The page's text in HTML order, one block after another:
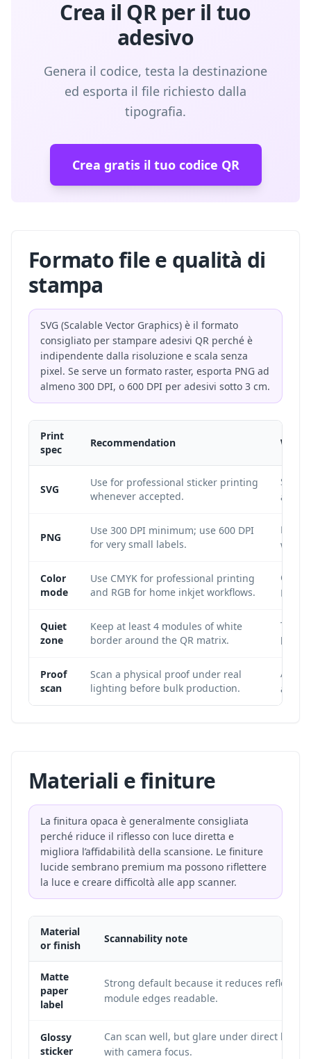
Crea il QR per il tuo
adesivo
Genera il codice, testa la destinazione
ed esporta il file richiesto dalla
tipografia.
Crea gratis il tuo codice QR
Formato file e qualità di
stampa
SVG (Scalable Vector Graphics) è il formato
consigliato per stampare adesivi QR perché è
indipendente dalla risoluzione e scala senza
pixel. Se serve un formato raster, esporta PNG ad
almeno 300 DPI, o 600 DPI per adesivi sotto 3 cm.
Print
spec
Recommendation Why
SVG
Use for professional sticker printing
whenever accepted.
SVG
any
PNG
Use 300 DPI minimum; use 600 DPI
for very small labels.
Low-
which
Color
mode
Use CMYK for professional printing
and RGB for home inkjet workflows.
RGB
Quiet
zone
Keep at least 4 modules of white
border around the QR matrix.
The
Proof
scan
Scan a physical proof under real
lighting before bulk production.
A file
and
Materiali e finiture
La finitura opaca è generalmente consigliata
perché riduce il riflesso con luce diretta e
migliora l’affidabilità della scansione. Le finiture
lucide sembrano premium ma possono riflettere
la luce e creare difficoltà alle app scanner.
Material
or finish
Scannability note
Matte
paper
label
Strong default because it reduces
module edges readable.
Glossy
sticker
Can scan well, but glare under direct light
with camera focus.